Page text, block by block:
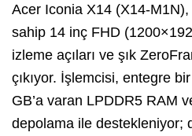
Acer Iconia X14 (X14-
sahip 14 inç FHD
izleme açıları ve şık
çıkıyor. İşlemcisi, entegre
GB’a varan LPDDR5 RAM
depolama ile destekleniyor;